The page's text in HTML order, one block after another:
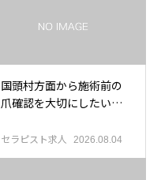
国頭村方面から施術前の
爪確認を大切にしたい人
セラピスト求人 2026.08.04